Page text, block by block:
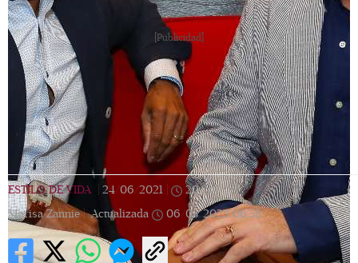
[Publicidad]
ESTILO DE VIDA 24/06/2021 20:24 |
Marisa Zannie | Actualizada 06/05/2023 06:58